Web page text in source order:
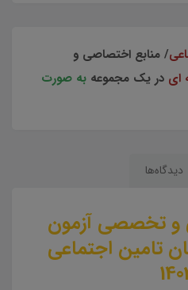
/ منابع اختصاصی و
ای در یک مجموعه به صورت
دیدگاه‌ها
و تخصصی آزمون
تامین اجتماعی